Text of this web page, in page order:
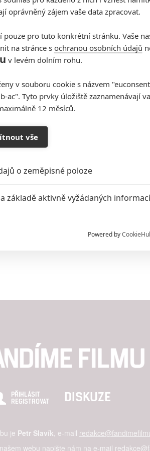
Nová Vrána v
| 25.08.2024 21:11
se vrátil na vrchol a animák V hlavě 2 se
miliardovým milníkem.
Office: Kina sežral nový
sága je zpět v plné
| 18.08.2024 22:31
3
mládeži nepřístupným filmem
PŘIHLÁSIT
REGISTROVAT
DISKUZE
je Petr Slavík, e-mail
webu napište nám na e-mail
oprávněný zájem vaše data zpracovat.
pouze pro tuto konkrétní stránku. Vaše
na stránce s ochranou osobních údajů
v levém dolním rohu.
v souboru cookie s názvem
ac". Tyto prvky úložiště zaznamenávají
12 měsíců.
vše
o zeměpisné poloze
základě aktivně vyžádaných informací
k informacím v zařízení
a obsahu
Powered by